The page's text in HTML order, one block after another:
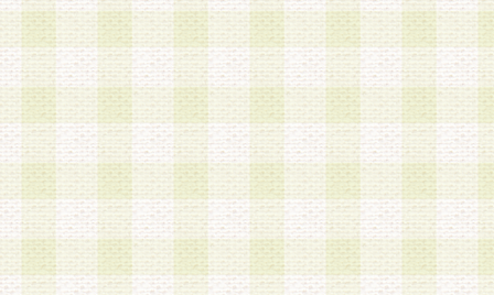
者については、登録時に 当社が別途定める方法
権者による承認手続きを行うものとします。
第3条 会員の登録方法
1.会員登録手続きは、会員登録希望者本人が行う
る登録は一切認められないものとします。
2.会員登録希望者は、本規約に同意の後、当社指
画 面」において、当社が指定する必要事項を入
を行うものとします。当社は、会員登録を承認し
会員として本サービスを 受けるためのログイン